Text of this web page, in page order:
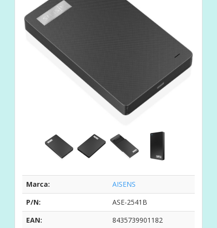
Marca:
AISENS
P/N:
ASE-2541B
EAN:
8435739901182